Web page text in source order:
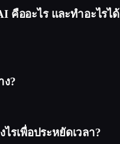
คืออะไร และทำอะไรได้
ง?
รเพื่อประหยัดเวลา?